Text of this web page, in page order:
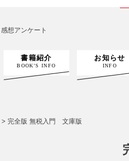
感想アンケート
書籍紹介
BOOK'S INFO
お知らせ
INFO
> 完全版 無税入門 文庫版